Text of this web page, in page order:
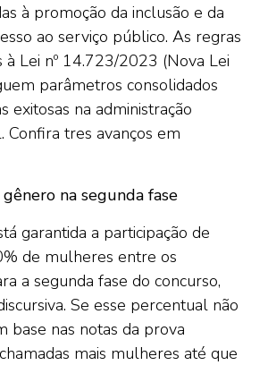
à promoção da inclusão e da
ao serviço público. As regras
à Lei nº 14.723/2023 (Nova Lei
parâmetros consolidados
exitosas na administração
Confira tres avanços em
na segunda fase
garantida a participação de
de mulheres entre os
a segunda fase do concurso,
Se esse percentual não
base nas notas da prova
mais mulheres até que